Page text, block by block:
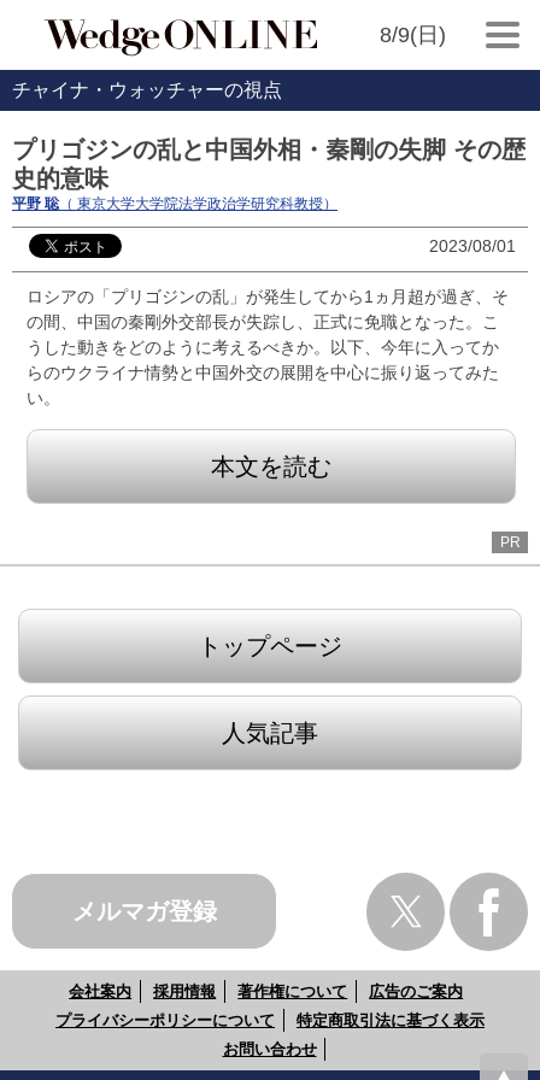
8/9(日)
チャイナ・ウォッチャーの視点
プリゴジンの乱と中国外相・秦剛の失脚 その歴
史的意味
平野 聡 （ 東京大学大学院法学政治学研究科教授）
2023/08/01
ロシアの「プリゴジンの乱」が発生してから1ヵ月超が過ぎ、そ
の間、中国の秦剛外交部長が失踪し、正式に免職となった。こ
うした動きをどのように考えるべきか。以下、今年に入ってか
らのウクライナ情勢と中国外交の展開を中心に振り返ってみた
い。
本文を読む
PR
トップページ
人気記事
メルマガ登録
会社案内 採用情報 著作権について
広告のご案内
プライバシーポリシーについて
特定商取引法に基づく表示
お問い合わせ